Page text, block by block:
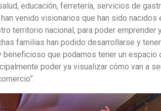
educación, ferretería, servicios de
venido visionarios que han sido nacidos
territorio nacional, para poder emprender
familias han podido desarrollarse y
beneficioso que podamos tener un espacio
poder ya visualizar cómo van a